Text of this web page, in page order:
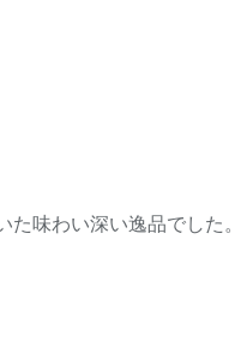
味わい深い逸品でした。